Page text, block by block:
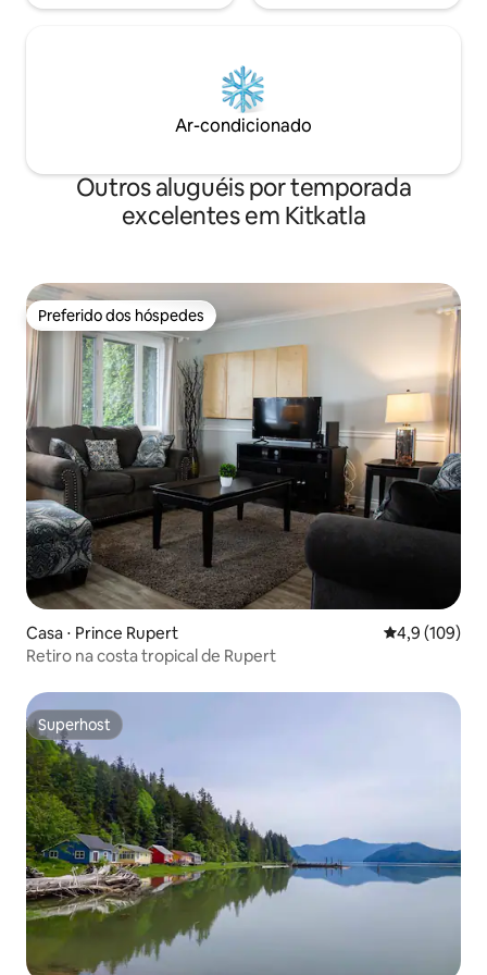
Ar-condicionado
Outros aluguéis por temporada
excelentes em Kitkatla
Preferido dos hóspedes
Preferido dos hóspedes
Casa ⋅ Prince Rupert 4,9 de uma
4,9 (109)
Retiro na costa tropical de Rupert
Superhost
Superhost